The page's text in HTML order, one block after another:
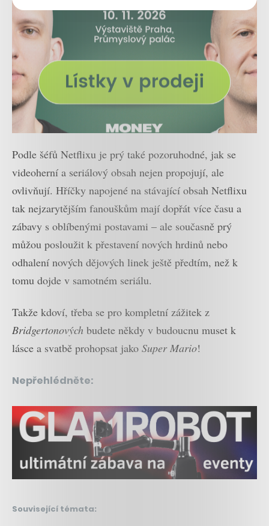
Podle šéfů Netflixu je prý také pozoruhodné, jak se
videoherní a seriálový obsah nejen propojují, ale
ovlivňují. Hříčky napojené na stávající obsah Netflixu
tak nejzarytějším fanouškům mají dopřát více času a
zábavy s oblíbenými postavami – ale současně prý
můžou posloužit k přestavení nových hrdinů nebo
odhalení nových dějových linek ještě předtím, než k
tomu dojde v samotném seriálu.
Takže kdoví, třeba se pro kompletní zážitek z
Bridgertonových budete někdy v budoucnu muset k
lásce a svatbě prohopsat jako Super Mario!
Nepřehlédněte:
Související témata: